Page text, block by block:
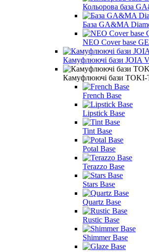
Кольорова база
База GA&MA
NEO Cover base
Камуфлюючі бази JOIA
Камуфлюючі бази
French Base
Lipstick Base
Tint Base
Potal Base
Terazzo Base
Stars Base
Quartz Base
Rustic Base
Shimmer Base